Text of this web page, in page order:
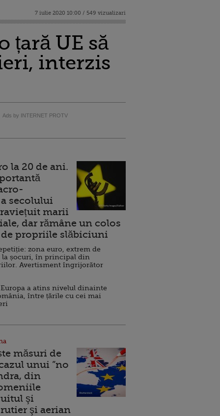
7 iulie 2020 10:00 / 549 vizualizari
țară UE să
interzis
Ads by INTERNET PROTV
la 20 de ani.
secolului
marii
dar rămâne un colos
propriile slăbiciuni
zona euro, extrem de
la șocuri, în principal din
Avertisment îngrijorător
a atins nivelul dinainte
între țările cu cei mai
măsuri de
unui ”no
din
şi
şi aerian